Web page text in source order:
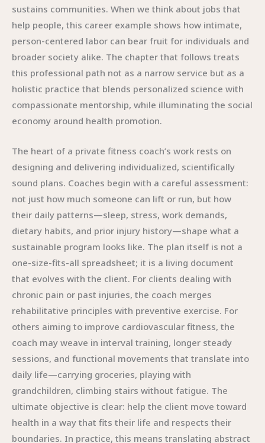
sustains communities. When we think about jobs that
help people, this career example shows how intimate,
person-centered labor can bear fruit for individuals and
broader society alike. The chapter that follows treats
this professional path not as a narrow service but as a
holistic practice that blends personalized science with
compassionate mentorship, while illuminating the social
economy around health promotion.
The heart of a private fitness coach’s work rests on
designing and delivering individualized, scientifically
sound plans. Coaches begin with a careful assessment:
not just how much someone can lift or run, but how
their daily patterns—sleep, stress, work demands,
dietary habits, and prior injury history—shape what a
sustainable program looks like. The plan itself is not a
one-size-fits-all spreadsheet; it is a living document
that evolves with the client. For clients dealing with
chronic pain or past injuries, the coach merges
rehabilitative principles with preventive exercise. For
others aiming to improve cardiovascular fitness, the
coach may weave in interval training, longer steady
sessions, and functional movements that translate into
daily life—carrying groceries, playing with
grandchildren, climbing stairs without fatigue. The
ultimate objective is clear: help the client move toward
health in a way that fits their life and respects their
boundaries. In practice, this means translating abstract